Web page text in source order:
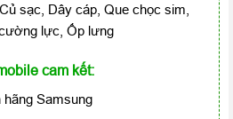
sạc, Dây cáp, Que chọc sim,
lực, Ốp lưng
cam kết:
hãng Samsung